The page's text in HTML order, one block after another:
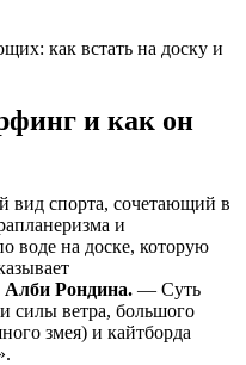
и как он
вид спорта, сочетающий в
и
воде на доске, которую
Алби Рондина. — Суть
силы ветра, большого
змея) и кайтборда